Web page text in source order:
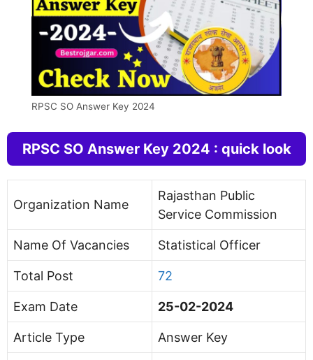
RPSC SO Answer Key 2024
RPSC SO Answer Key 2024 : quick look
Organization Name
Rajasthan Public
Service Commission
Name Of Vacancies Statistical Officer
Total Post 72
Exam Date 25-02-2024
Article Type Answer Key